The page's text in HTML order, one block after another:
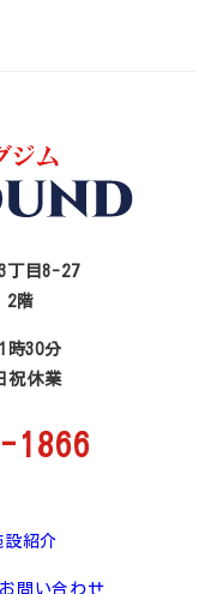
丁目8-27
2階
時30分
休業
1866
設紹介
お問い合わせ